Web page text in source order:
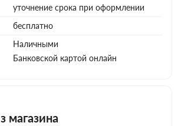
уточнение срока при оформлении
бесплатно
Наличными
Банковской картой онлайн
магазина